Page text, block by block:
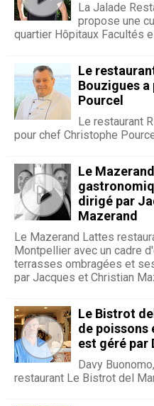
La Jalade
propose une
quartier Hôpitaux Facultés
Le
Bouzigues
Pourcel
Le restaurant
pour chef Christophe
Le
dirigé par
Mazerand
Le Mazerand Lattes
Montpellier avec un cadre
terrasses ombragées et
par Jacques et Christian
Le Bistrot
de poissons
est géré par
Davy
restaurant Le Bistrot del